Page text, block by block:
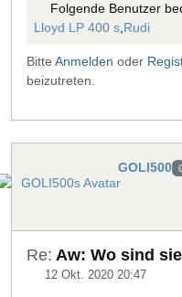
Folgende Benutzer
Lloyd LP 400 s Rudi
Bitte Anmelden oder
beizutreten.
GOLI500
Re: Aw: Wo sind
12 Okt. 2020 20:47